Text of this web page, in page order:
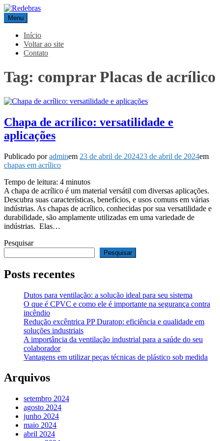
Pular
para
o
conteúdo
Redebras
Menu
Início
Voltar ao site
Contato
Tag: comprar Placas de acrílico
Chapa de acrílico: versatilidade e
aplicações
Publicado poradminem 23 de abril de 202423 de abril de 2024em
chapas em acrílico
Tempo de leitura: 4 minutos
A chapa de acrílico é um material versátil com diversas aplicações.
Descubra suas características, benefícios, e usos comuns em várias
indústrias. As chapas de acrílico, conhecidas por sua versatilidade e
durabilidade, são amplamente utilizadas em uma variedade de
indústrias. Elas…
Pesquisar
Pesquisar
Posts recentes
Dutos para ventilação: a solução ideal para seu sistema
O que é CPVC e como ele é importante na segurança contra
incêndio
Redução excêntrica PP Duratop: eficiência e qualidade em
soluções industriais
A importância da ventilação industrial para a saúde do seu
colaborador
Vantagens em utilizar peças técnicas de plástico sob medida
Arquivos
setembro 2024
agosto 2024
junho 2024
maio 2024
abril 2024